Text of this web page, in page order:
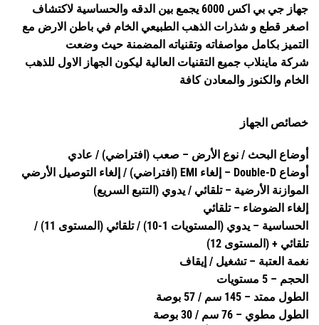
جهاز جي بي اكس 6000 يجمع بين الدقه والحساسية لاكتشاف
اصغر قطع و شذرات الذهب الطبيعي الخام في باطن الارض مع
التميز بكامل مواصفاته وتقنياته المضمنة حيث وضعت
شركة ماينلاب جميع التقنيات العالية ليكون الجهاز الاول للذهب
الخام والكنوز والمعادن كافة
خصائص الجهاز
أوضاع البحث / نوع الأرض – صعب (افتراضي) / عادي
أوضاع Double-D – إلغاء EMI (افتراضي) / إلغاء التوصيل الأرضي
الموازنة الأرضية – تلقائي / يدوي (التتبع السريع)
إلغاء الضوضاء – تلقائي
الحساسية – يدوي (المستويات 1-10) / تلقائي (المستوى 11) /
تلقائي + (المستوى 12)
نغمة العتبة – تشغيل / إيقاف
الحجم – 5 مستويات
الطول ممتد – 145 سم / 57 بوصة
الطول مطوي – 76 سم / 30 بوصة